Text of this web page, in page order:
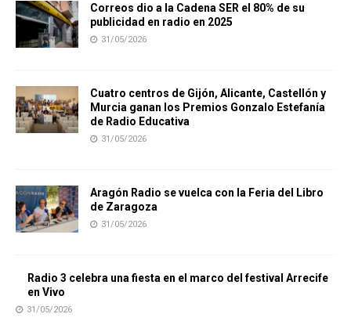
Correos dio a la Cadena SER el 80% de su
publicidad en radio en 2025
31/05/2026
Cuatro centros de Gijón, Alicante, Castellón y
Murcia ganan los Premios Gonzalo Estefanía
de Radio Educativa
31/05/2026
Aragón Radio se vuelca con la Feria del Libro
de Zaragoza
31/05/2026
Radio 3 celebra una fiesta en el marco del festival Arrecife
en Vivo
31/05/2026